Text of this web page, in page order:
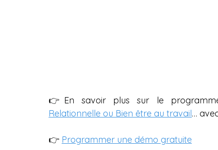
👉En savoir plus sur le
Relationnelle ou Bien être au travail…
👉 Programmer une démo gratuite